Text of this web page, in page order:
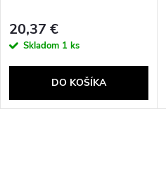
20,37 €
Skladom 1 ks
DO KOŠÍKA